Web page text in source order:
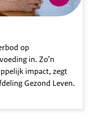
op
in. Zo’n
impact, zegt
Gezond Leven.